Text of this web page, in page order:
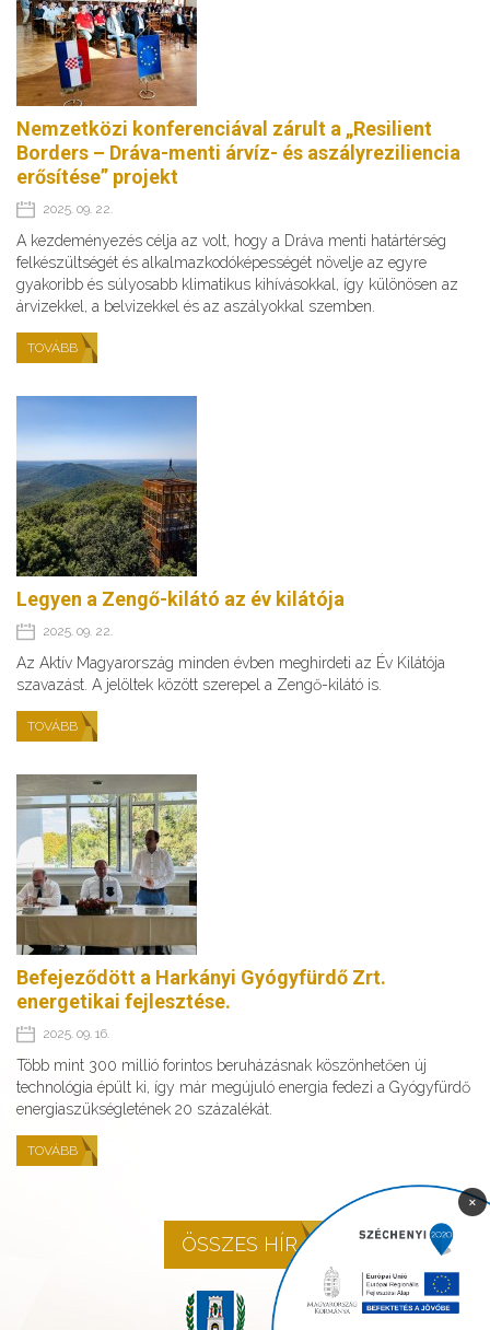
Nemzetközi konferenciával zárult a „Resilient
Borders – Dráva-menti árvíz- és aszályreziliencia
erősítése” projekt
2025. 09. 22.
A kezdeményezés célja az volt, hogy a Dráva menti határtérség
felkészültségét és alkalmazkodóképességét növelje az egyre
gyakoribb és súlyosabb klimatikus kihívásokkal, így különösen az
árvizekkel, a belvizekkel és az aszályokkal szemben.
TOVÁBB
Legyen a Zengő-kilátó az év kilátója
2025. 09. 22.
Az Aktív Magyarország minden évben meghirdeti az Év Kilátója
szavazást. A jelöltek között szerepel a Zengő-kilátó is.
TOVÁBB
Befejeződött a Harkányi Gyógyfürdő Zrt.
energetikai fejlesztése.
2025. 09. 16.
Több mint 300 millió forintos beruházásnak köszönhetően új
technológia épült ki, így már megújuló energia fedezi a Gyógyfürdő
energiaszükségletének 20 százalékát.
TOVÁBB
ÖSSZES HÍR
×